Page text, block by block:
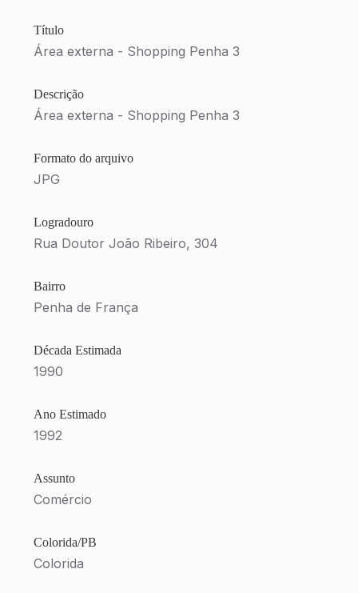
Título
Área externa - Shopping Penha 3
Descrição
Área externa - Shopping Penha 3
Formato do arquivo
JPG
Logradouro
Rua Doutor João Ribeiro, 304
Bairro
Penha de França
Década Estimada
1990
Ano Estimado
1992
Assunto
Comércio
Colorida/PB
Colorida